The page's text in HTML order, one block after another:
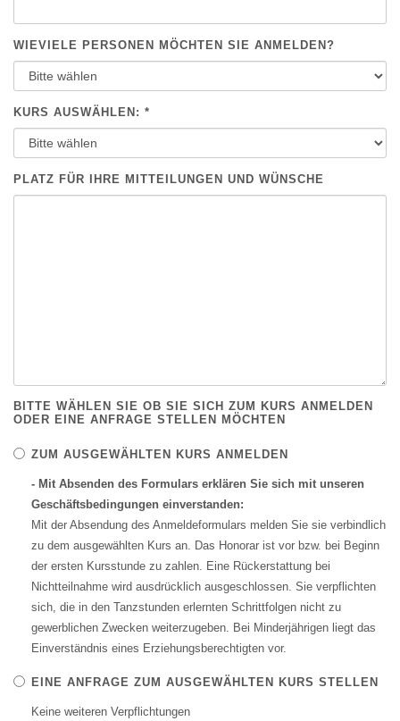
WIEVIELE PERSONEN MÖCHTEN SIE ANMELDEN?
KURS AUSWÄHLEN: *
PLATZ FÜR IHRE MITTEILUNGEN UND WÜNSCHE
BITTE WÄHLEN SIE OB SIE SICH ZUM KURS ANMELDEN
ODER EINE ANFRAGE STELLEN MÖCHTEN
ZUM AUSGEWÄHLTEN KURS ANMELDEN
- Mit Absenden des Formulars erklären Sie sich mit unseren
Geschäftsbedingungen einverstanden:
Mit der Absendung des Anmeldeformulars melden Sie sie verbindlich
zu dem ausgewählten Kurs an. Das Honorar ist vor bzw. bei Beginn
der ersten Kursstunde zu zahlen. Eine Rückerstattung bei
Nichtteilnahme wird ausdrücklich ausgeschlossen. Sie verpflichten
sich, die in den Tanzstunden erlernten Schrittfolgen nicht zu
gewerblichen Zwecken weiterzugeben. Bei Minderjährigen liegt das
Einverständnis eines Erziehungsberechtigten vor.
EINE ANFRAGE ZUM AUSGEWÄHLTEN KURS STELLEN
Keine weiteren Verpflichtungen